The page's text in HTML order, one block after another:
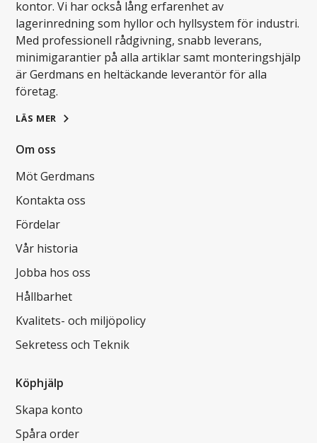
kontor. Vi har också lång erfarenhet av
lagerinredning som hyllor och hyllsystem för industri.
Med professionell rådgivning, snabb leverans,
minimigarantier på alla artiklar samt monteringshjälp
är Gerdmans en heltäckande leverantör för alla
företag.
LÄS MER
Om oss
Möt Gerdmans
Kontakta oss
Fördelar
Vår historia
Jobba hos oss
Hållbarhet
Kvalitets- och miljöpolicy
Sekretess och Teknik
Köphjälp
Skapa konto
Spåra order